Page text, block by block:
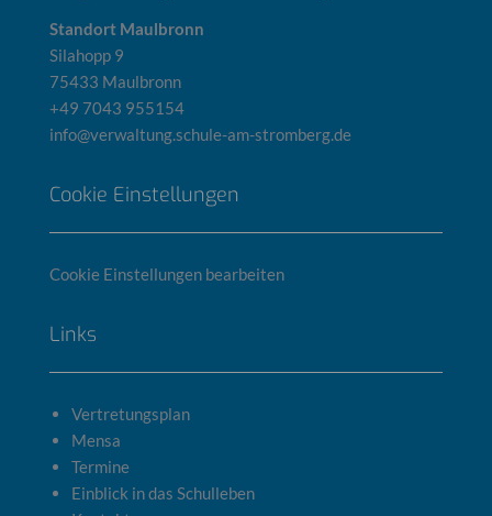
Standort Maulbronn
Silahopp 9
75433 Maulbronn
+49 7043 955154
info@verwaltung.schule-am-stromberg.de
Cookie Einstellungen
Cookie Einstellungen bearbeiten
Links
Vertretungsplan
Mensa
Termine
Einblick in das Schulleben